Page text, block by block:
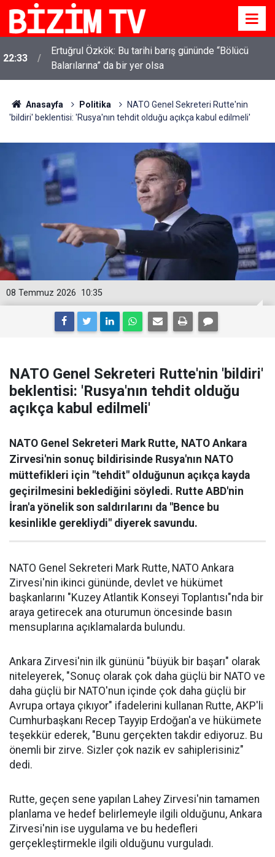
22:33
Ertuğrul Özkök: Bu tarihi barış gününde “Bölücü
Balarılarına” da bir yer olsa
Anasayfa Politika
NATO Genel Sekreteri Rutte'nin
'bildiri' beklentisi: 'Rusya'nın tehdit olduğu açıkça kabul edilmeli'
10:35
08 Temmuz 2026
NATO Genel Sekreteri Rutte'nin 'bildiri'
beklentisi: 'Rusya'nın tehdit olduğu
açıkça kabul edilmeli'
NATO Genel Sekreteri Mark Rutte, NATO Ankara
Zirvesi'nin sonuç bildirisinde Rusya'nın NATO
müttefikleri için "tehdit" olduğunun açıkça kayda
geçirilmesini beklediğini söyledi. Rutte ABD'nin
İran'a yönelik son saldırılarını da "Bence bu
kesinlikle gerekliydi" diyerek savundu.
NATO Genel Sekreteri Mark Rutte, NATO Ankara
Zirvesi'nin ikinci gününde, devlet ve hükümet
başkanlarını "Kuzey Atlantik Konseyi Toplantısı"nda bir
araya getirecek ana oturumun öncesinde basın
mensuplarına açıklamalarda bulundu.
Ankara Zirvesi'nin ilk gününü "büyük bir başarı" olarak
niteleyerek, "Sonuç olarak çok daha güçlü bir NATO ve
daha güçlü bir NATO'nun içinde çok daha güçlü bir
Avrupa ortaya çıkıyor" ifadelerini kullanan Rutte, AKP'li
Cumhurbaşkanı Recep Tayyip Erdoğan'a ve hükümete
teşekkür ederek, "Bunu gerçekten takdir ediyoruz. Bu
önemli bir zirve. Sizler çok nazik ev sahiplerisiniz"
dedi.
Rutte, geçen sene yapılan Lahey Zirvesi'nin tamamen
planlama ve hedef belirlemeyle ilgili olduğunu, Ankara
Zirvesi'nin ise uygulama ve bu hedefleri
gerçekleştirmekle ilgili olduğunu vurguladı.